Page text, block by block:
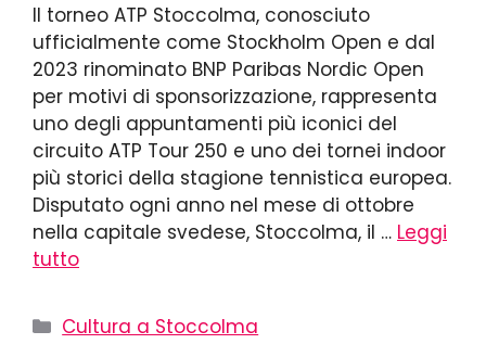
Il torneo ATP Stoccolma, conosciuto
ufficialmente come Stockholm Open e dal
2023 rinominato BNP Paribas Nordic Open
per motivi di sponsorizzazione, rappresenta
uno degli appuntamenti più iconici del
circuito ATP Tour 250 e uno dei tornei indoor
più storici della stagione tennistica europea.
Disputato ogni anno nel mese di ottobre
nella capitale svedese, Stoccolma, il … Leggi
tutto
Cultura a Stoccolma